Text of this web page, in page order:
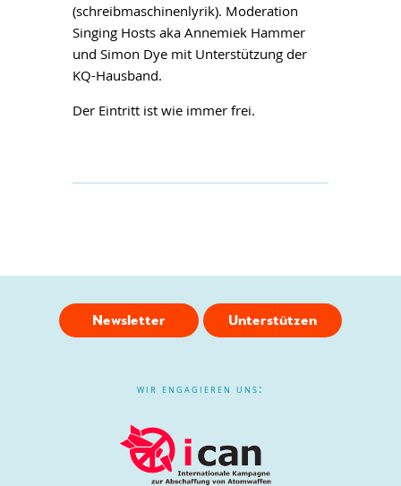
(schreibmaschinenlyrik). Moderation
Singing Hosts aka Annemiek Hammer
und Simon Dye mit Unterstützung der
KQ-Hausband.
Der Eintritt ist wie immer frei.
Newsletter Unterstützen
wir engagieren uns: